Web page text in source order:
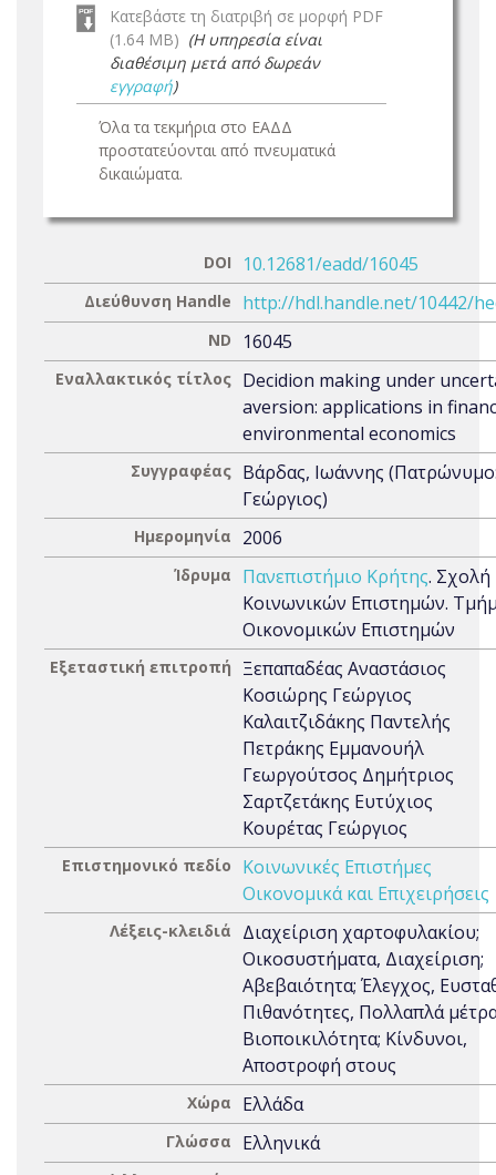
Κατεβάστε τη διατριβή σε μορφή PDF
(1.64 MB) (Η υπηρεσία είναι
διαθέσιμη μετά από δωρεάν
εγγραφή)
Όλα τα τεκμήρια στο ΕΑΔΔ
προστατεύονται από πνευματικά
δικαιώματα.
DOI 10.12681/eadd/16045
Διεύθυνση Handle http://hdl.handle.net/10442/
ND 16045
Εναλλακτικός τίτλος Decidion making under
aversion: applications in
environmental economics
Συγγραφέας Βάρδας, Ιωάννης
Γεώργιος)
Ημερομηνία 2006
Ίδρυμα Πανεπιστήμιο Κρήτης. Σχολή
Κοινωνικών Επιστημών.
Οικονομικών Επιστημών
Εξεταστική επιτροπή
Ξεπαπαδέας Αναστάσιος
Κοσιώρης Γεώργιος
Καλαιτζιδάκης Παντελής
Πετράκης Εμμανουήλ
Γεωργούτσος Δημήτριος
Σαρτζετάκης Ευτύχιος
Κουρέτας Γεώργιος
Επιστημονικό πεδίο
Κοινωνικές Επιστήμες
Οικονομικά και Επιχειρήσεις
Λέξεις-κλειδιά
Διαχείριση χαρτοφυλακίου;
Οικοσυστήματα, Διαχείριση;
Αβεβαιότητα; Έλεγχος,
Πιθανότητες, Πολλαπλά
Βιοποικιλότητα; Κίνδυνοι,
Αποστροφή στους
Χώρα Ελλάδα
Γλώσσα Ελληνικά